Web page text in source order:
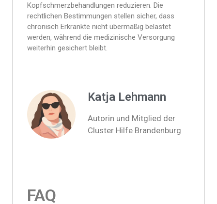
Kopfschmerzbehandlungen reduzieren. Die
rechtlichen Bestimmungen stellen sicher, dass
chronisch Erkrankte nicht übermäßig belastet
werden, während die medizinische Versorgung
weiterhin gesichert bleibt.
Katja Lehmann
Autorin und Mitglied der
Cluster Hilfe Brandenburg
FAQ